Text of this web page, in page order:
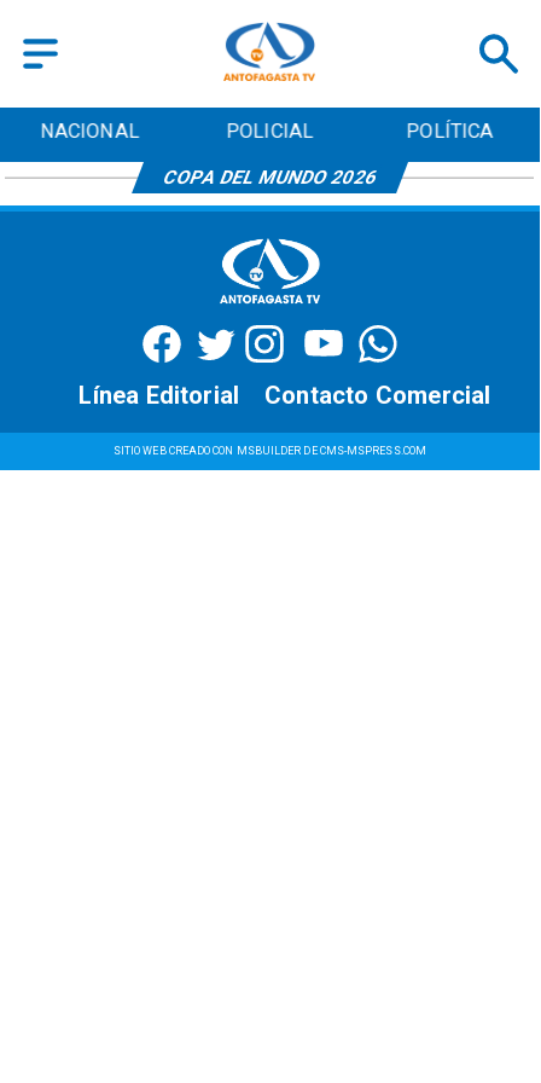
NACIONAL POLICIAL POLÍTICA
COPA DEL MUNDO 2026
SITIO WEB CREADO CON MSBUILDER DE CMS-MSPRESS.COM
Contacto Comercial
Línea Editorial